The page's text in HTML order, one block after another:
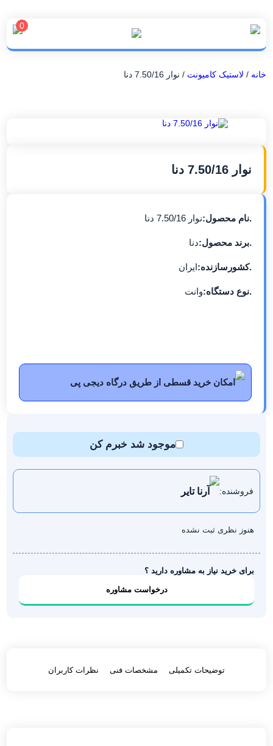
0
خانه / لاستیک کامیونت / نوار 7.50/16 دنا
نوار 7.50/16 دنا
.نام محصول:نوار 7.50/16 دنا
.برند محصول:دنا
.کشورسازنده:ایران
.نوع دستگاه:وانت
امکان خرید قسطی از طریق درگاه دیجی پی
موجود شد خبرم کن
فروشنده: آرنا تایر
هنوز نظری ثبت نشده
برای خرید نیاز به مشاوره دارید ؟
درخواست مشاوره
توضیحات تکمیلی مشخصات فنی نظرات کاربران